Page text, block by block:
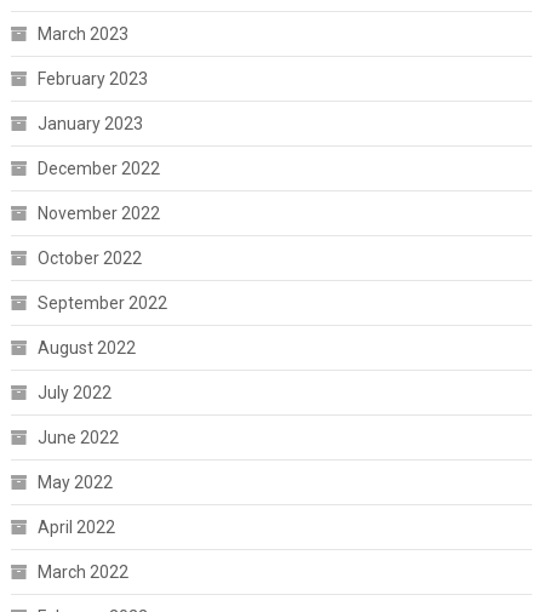
March 2023
February 2023
January 2023
December 2022
November 2022
October 2022
September 2022
August 2022
July 2022
June 2022
May 2022
April 2022
March 2022